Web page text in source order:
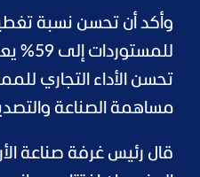
وأكد أن تحسن نسبة
تحسن الأداء التجاري
مساهمة الصناعة
قال رئيس غرفة صناعة